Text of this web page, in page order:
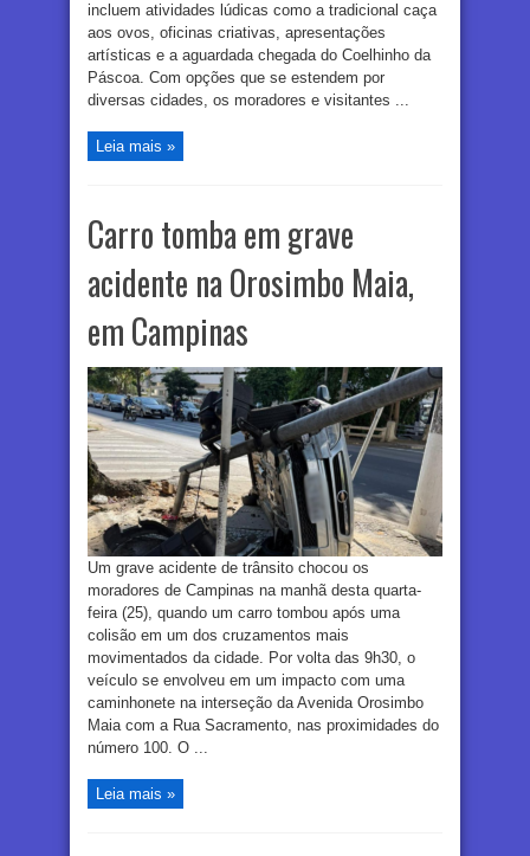
incluem atividades lúdicas como a tradicional caça
aos ovos, oficinas criativas, apresentações
artísticas e a aguardada chegada do Coelhinho da
Páscoa. Com opções que se estendem por
diversas cidades, os moradores e visitantes ...
Leia mais »
Carro tomba em grave
acidente na Orosimbo Maia,
em Campinas
Um grave acidente de trânsito chocou os
moradores de Campinas na manhã desta quarta-
feira (25), quando um carro tombou após uma
colisão em um dos cruzamentos mais
movimentados da cidade. Por volta das 9h30, o
veículo se envolveu em um impacto com uma
caminhonete na interseção da Avenida Orosimbo
Maia com a Rua Sacramento, nas proximidades do
número 100. O ...
Leia mais »